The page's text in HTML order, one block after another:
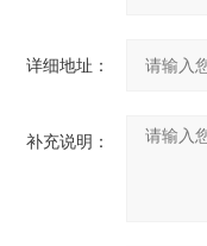
详细地址：
补充说明：